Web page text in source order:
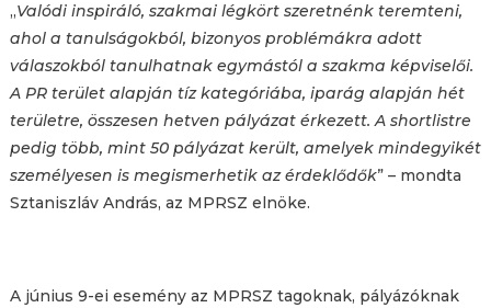
„Valódi inspiráló, szakmai légkört szeretnénk teremteni,
ahol a tanulságokból, bizonyos problémákra adott
válaszokból tanulhatnak egymástól a szakma képviselői.
A PR terület alapján tíz kategóriába, iparág alapján hét
területre, összesen hetven pályázat érkezett. A shortlistre
pedig több, mint 50 pályázat került, amelyek mindegyikét
személyesen is megismerhetik az érdeklődők” – mondta
Sztaniszláv András, az MPRSZ elnöke.
A június 9-ei esemény az MPRSZ tagoknak, pályázóknak